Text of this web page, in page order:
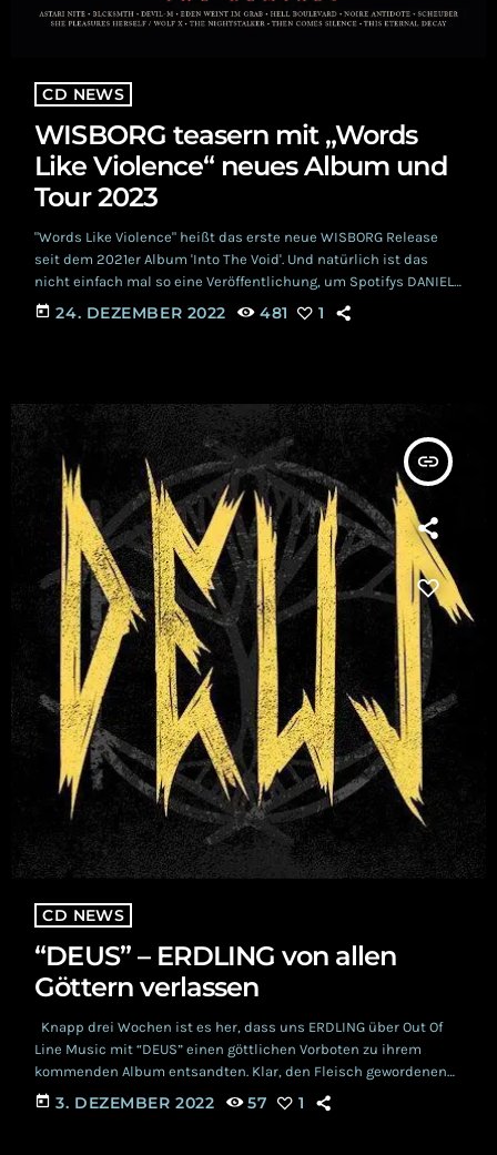
CD NEWS
WISBORG teasern mit „Words
Like Violence“ neues Album und
Tour 2023
"Words Like Violence" heißt das erste neue WISBORG Release
seit dem 2021er Album 'Into The Void'. Und natürlich ist das
nicht einfach mal so eine Veröffentlichung, um Spotifys DANIEL
EK mit Content zufrieden zu stellen. Nein, "Words Like Violence"
ist eines jener Häppchen, die Appetit auf ein folgendes Album
today 24. DEZEMBER 2022 481 1
insert_link
CD NEWS
“DEUS” – ERDLING von allen
Göttern verlassen
Knapp drei Wochen ist es her, dass uns ERDLING über Out Of
Line Music mit “DEUS” einen göttlichen Vorboten zu ihrem
kommenden Album entsandten. Klar, den Fleisch gewordenen
Erdlingen unter euch wird dies nicht entgangen sein. Doch die
Götter, oder aber die RSW-Redaktionellen, müssten verrückt
today 3. DEZEMBER 2022 57 1